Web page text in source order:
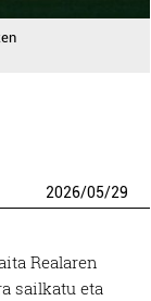
2026/05/29
Realaren
sailkatu eta